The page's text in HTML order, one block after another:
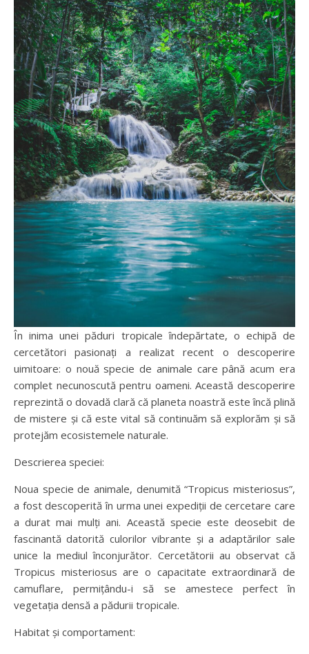
În inima unei păduri tropicale îndepărtate, o echipă de
cercetători pasionați a realizat recent o descoperire
uimitoare: o nouă specie de animale care până acum era
complet necunoscută pentru oameni. Această descoperire
reprezintă o dovadă clară că planeta noastră este încă plină
de mistere și că este vital să continuăm să explorăm și să
protejăm ecosistemele naturale.
Descrierea speciei:
Noua specie de animale, denumită “Tropicus misteriosus”,
a fost descoperită în urma unei expediții de cercetare care
a durat mai mulți ani. Această specie este deosebit de
fascinantă datorită culorilor vibrante și a adaptărilor sale
unice la mediul înconjurător. Cercetătorii au observat că
Tropicus misteriosus are o capacitate extraordinară de
camuflare, permițându-i să se amestece perfect în
vegetația densă a pădurii tropicale.
Habitat și comportament: